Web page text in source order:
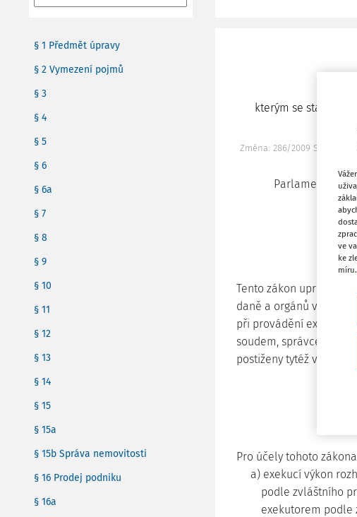
§ 1 Předmět úpravy
§ 2 Vymezení pojmů
§ 3
§ 4
§ 5
§ 6
§ 6a
§ 7
§ 8
§ 9
§ 10
§ 11
§ 12
§ 13
§ 14
§ 15
§ 15a
§ 15b Správa nemovitosti
§ 16 Prodej podniku
§ 16a
kterým se stanoví
Změna: 286/2009 Sb.
Parlament se
Tento zákon upravuje
daně a orgánů veřejné
při provádění exekucí
soudem, správcem
postiženy tytéž věci,
Pro účely tohoto
a) exekucí výkon
podle zvláštního
exekutorem podle
ve
ke
míru.